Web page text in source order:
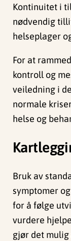
Kontinuitet i
nødvendig
helseplager
For at
kontroll og
veiledning i
normale
helse og
Bruk av
symptomer
for å følge
vurdere
gjør det mulig